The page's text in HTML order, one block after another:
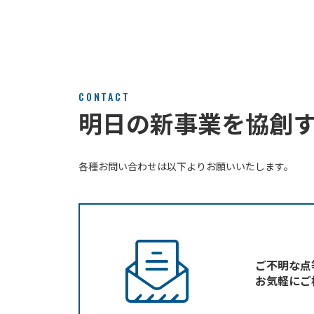
CONTACT
明日の新事業を協創
各種お問い合わせは以下よりお願いいたします。
ご不明な
お気軽に